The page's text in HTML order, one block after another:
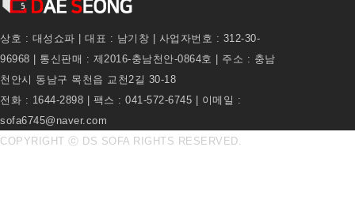
상호 : 대성쇼파 | 대표 : 남기창 | 사업자번호 : 312-30-
96968 | 통신판매 : 제2016-충남천안-0864호 | 주소 : 충남
천안시 동남구 목천읍 교천2길 30-18
전화 : 1644-2898 | 팩스 : 041-572-6745 | 이메일 :
sofa6745@naver.com
COPYRIGHT ⓒ DS SOFA RIGHTS RESERVED.